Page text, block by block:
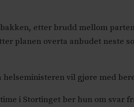
etter brudd mellom
planen overta anbudet neste
helseministeren vil gjøre med
i Stortinget ber hun om svar